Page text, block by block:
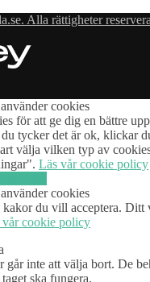
Alla rättigheter
cookies
för att ge dig en bättre
tycker det är ok, klickar
välja vilken typ av
Läs vår cookie policy
cookies
du vill acceptera. Ditt
vår cookie policy
går inte att välja bort. De
ska fungera.